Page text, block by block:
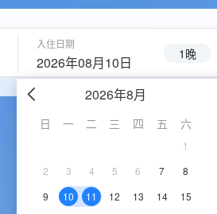
入住日期
2026年08月10日 1晚
2026年8月
日 一 二 三 四 五 六
1
2
3 4 5 6 7
8
9
10 11 12 13 14
15